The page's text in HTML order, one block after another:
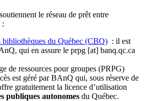
le réseau de prêt entre
:
bibliothèques du Québec (CBQ) : il est
qui en assure le prpg [at] banq.qc.ca
de ressources pour groupes (PRPG)
est géré par BAnQ qui, sous réserve de
gratuitement la licence d’utilisation
publiques autonomes du Québec.